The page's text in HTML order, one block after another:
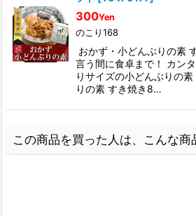
300Yen
のこり168
おかず・小どんぶりの素
言う間に食卓まで！ カン
りサイズの小どんぶりの
りの素 すき焼き8…
この商品を買った人は、こんな商